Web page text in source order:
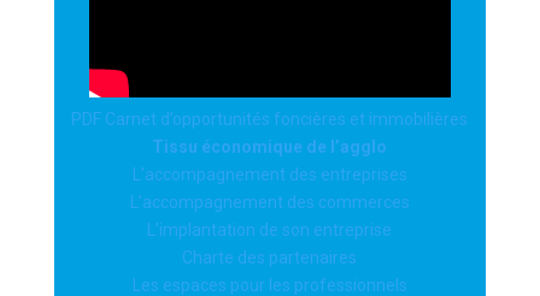
PDF Carnet d’opportunités foncières et immobilières
Tissu économique de l’agglo
L’accompagnement des entreprises
L’accompagnement des commerces
L’implantation de son entreprise
Charte des partenaires
Les espaces pour les professionnels